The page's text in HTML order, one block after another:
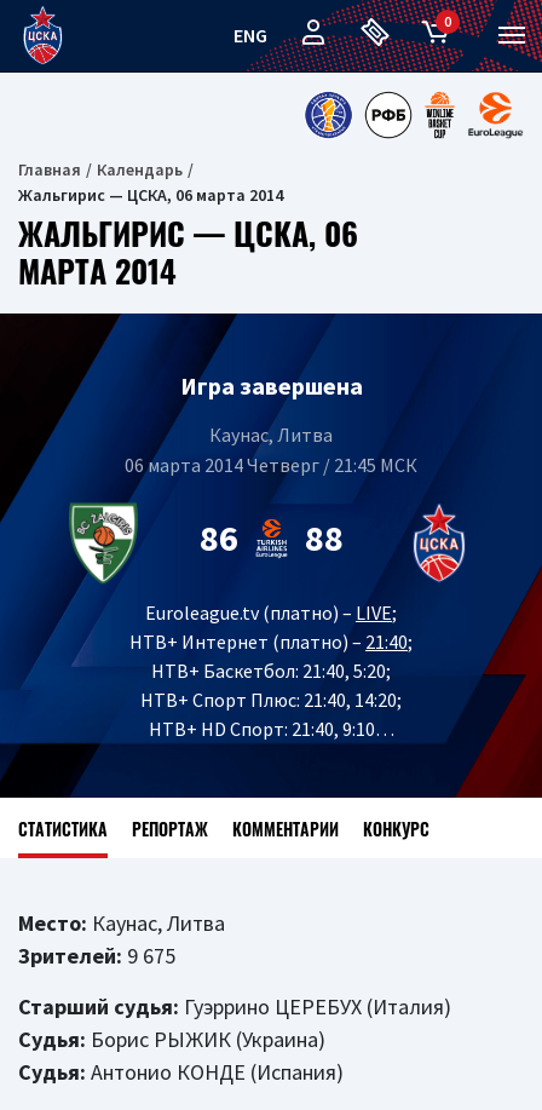
ENG
0
Главная
Календарь
Жальгирис — ЦСКА, 06 марта 2014
ЖАЛЬГИРИС — ЦСКА, 06
МАРТА 2014
Игра завершена
Каунас, Литва
06 марта 2014 Четверг / 21:45 МСК
86 88
Euroleague.tv (платно) – LIVE;
НТВ+ Интернет (платно) – 21:40;
НТВ+ Баскетбол: 21:40, 5:20;
НТВ+ Спорт Плюс: 21:40, 14:20;
НТВ+ HD Спорт: 21:40, 9:10…
СТАТИСТИКА РЕПОРТАЖ КОММЕНТАРИИ КОНКУРС
Место: Каунас, Литва
Зрителей: 9 675
Старший судья: Гуэррино ЦЕРЕБУХ (Италия)
Судья: Борис РЫЖИК (Украина)
Судья: Антонио КОНДЕ (Испания)